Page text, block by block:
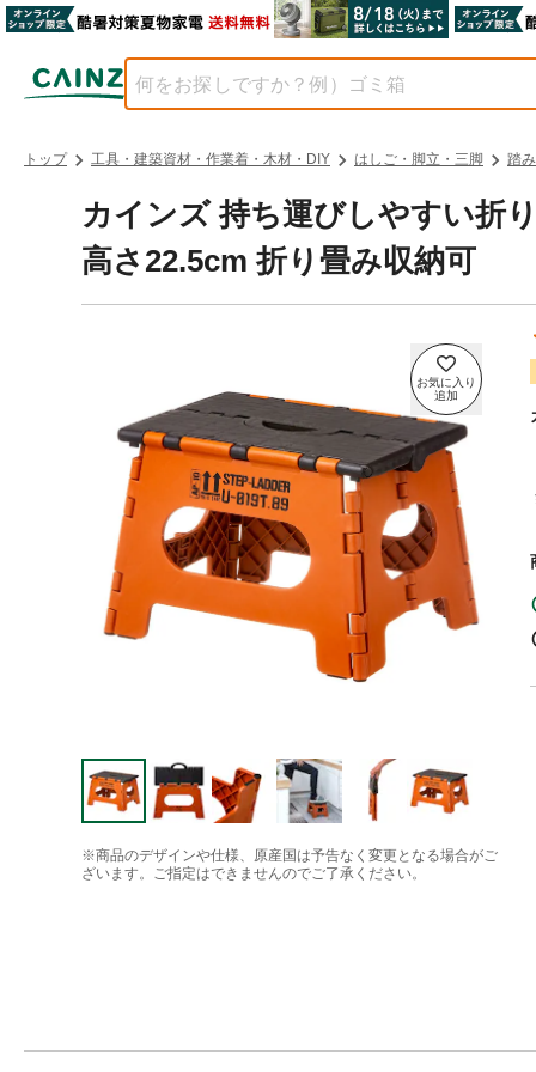
トップ 工具・建築資材・作業着・木材・DIY はしご・脚立・三脚 踏
カインズ 持ち運びしやすい折
高さ22.5cm 折り畳み収納可
※商品のデザインや仕様、原産国は予告なく変更となる場合がご
ざいます。ご指定はできませんのでご了承ください。